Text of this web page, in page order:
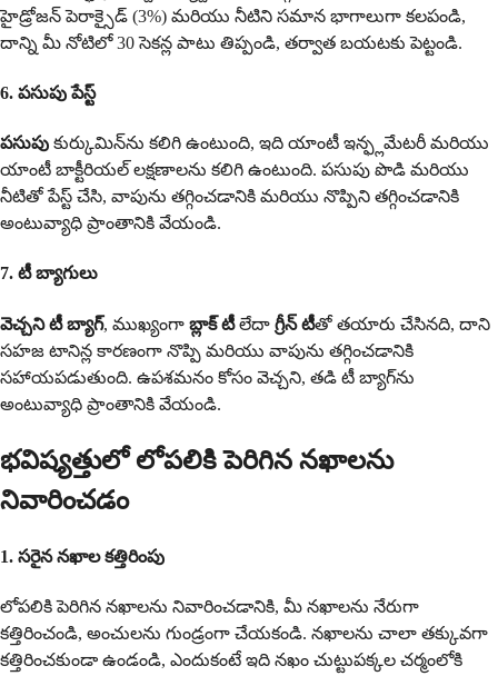
హైడ్రోజన్ పెరాక్సైడ్ (3%) మరియు నీటిని సమాన భాగాలుగా కలపండి,
దాన్ని మీ నోటిలో 30 సెకన్ల పాటు తిప్పండి, తర్వాత బయటకు పెట్టండి.
6. పసుపు పేస్ట్
పసుపు కుర్కుమిన్‌ను కలిగి ఉంటుంది, ఇది యాంటీ ఇన్ఫ్లమేటరీ మరియు
యాంటీ బాక్టీరియల్ లక్షణాలను కలిగి ఉంటుంది. పసుపు పొడి మరియు
నీటితో పేస్ట్ చేసి, వాపును తగ్గించడానికి మరియు నొప్పిని తగ్గించడానికి
అంటువ్యాధి ప్రాంతానికి వేయండి.
7. టీ బ్యాగులు
వెచ్చని టీ బ్యాగ్, ముఖ్యంగా బ్లాక్ టీలేదా గ్రీన్ టీతో తయారు చేసినది, దాని
సహజ టానిన్ల కారణంగా నొప్పి మరియు వాపును తగ్గించడానికి
సహాయపడుతుంది. ఉపశమనం కోసం వెచ్చని, తడి టీ బ్యాగ్‌ను
అంటువ్యాధి ప్రాంతానికి వేయండి.
భవిష్యత్తులో లోపలికి పెరిగిన నఖాలను
నివారించడం
1. సరైన నఖాల కత్తిరింపు
లోపలికి పెరిగిన నఖాలను నివారించడానికి, మీ నఖాలను నేరుగా
కత్తిరించండి, అంచులను గుండ్రంగా చేయకండి. నఖాలను చాలా తక్కువగా
కత్తిరించకుండా ఉండండి, ఎందుకంటే ఇది నఖం చుట్టుపక్కల చర్మంలోకి